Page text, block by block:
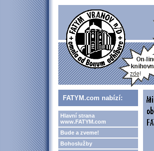
FATYM.com nabízí:
Hlavní strana
www.FATYM.com
Bude a zveme!
Bohoslužby